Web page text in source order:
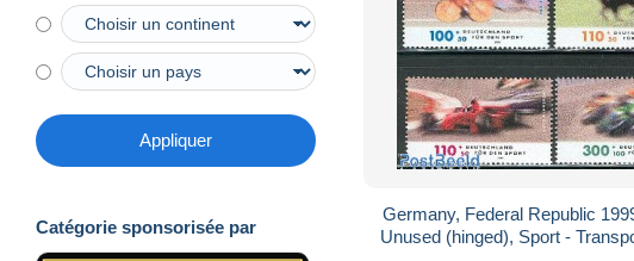
Appliquer
Catégorie sponsorisée par
Germany, Federal Republic
Unused (hinged), Sport -